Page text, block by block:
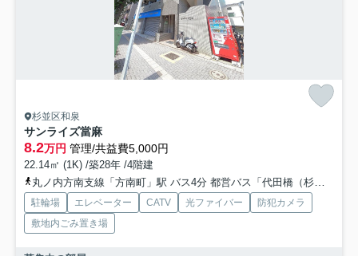
杉並区和泉
サンライズ當麻
8.2万円 管理/共益費5,000円
22.14㎡ (1K) /築28年 /4階建
丸ノ内方南支線「方南町」駅 バス4分 都営バス「代田橋（杉並区）」 停歩5分
駐輪場 エレベーター CATV 光ファイバー
防犯カメラ
敷地内ごみ置き場